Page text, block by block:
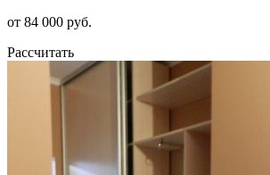
от 84 000 руб.
Рассчитать